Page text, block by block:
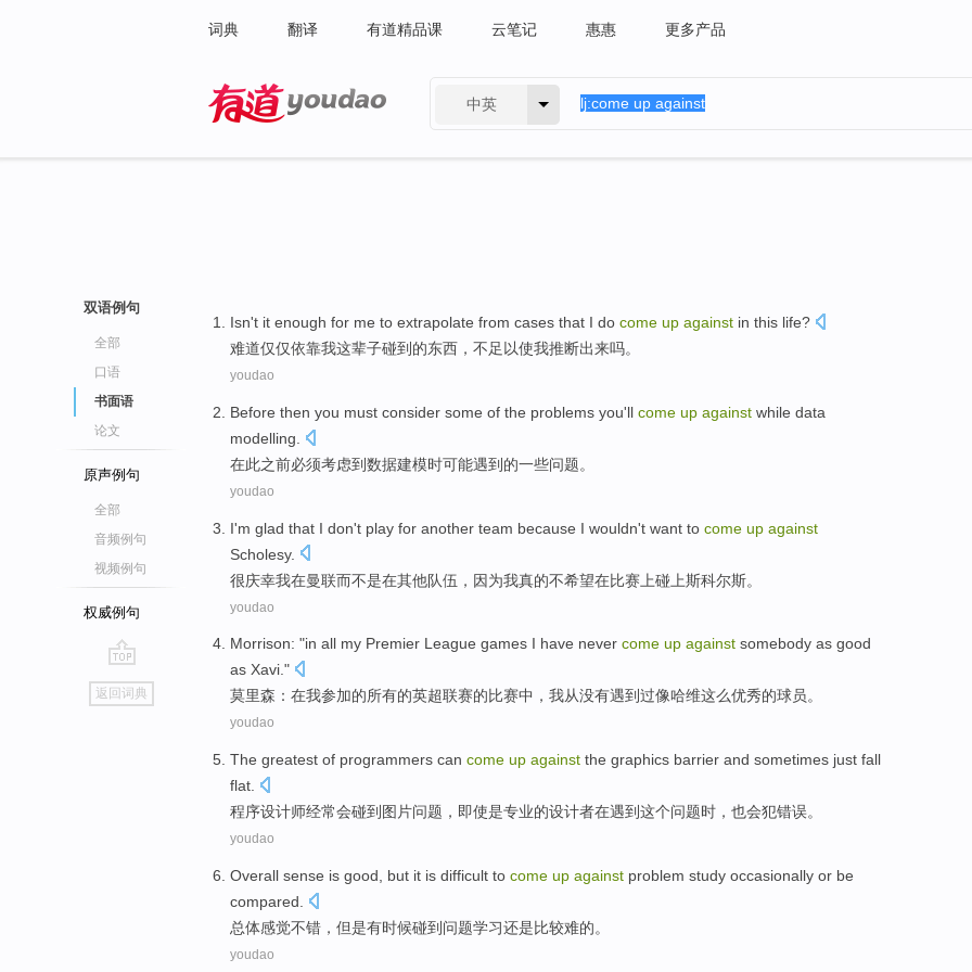
词典 翻译 有道精品课 云笔记 惠惠 更多产品
中英
双语例句
全部
口语
书面语
论文
原声例句
全部
音频例句
视频例句
权威例句
go
top
返回词典
Isn't it enough for me to extrapolate from cases that I do come up against in this life?
难道仅仅依靠我这辈子碰到的东西，不足以使我推断出来吗。
youdao
Before then you must consider some of the problems you'll come up against while data
modelling
在此之前必须考虑到数据建模时可能遇到 的一些问题。
youdao
I'm glad that I don't play for another team because I wouldn't want to come up against
Scholesy.
很庆幸我在曼联而不是在其他队伍 ， 因为我真的不希望在比赛 上碰上斯科尔斯。
youdao
Morrison: "in all my Premier League games I have never come up against somebody as good
as Xavi."
莫里森 ： 在我参加的所有的英超联赛的比赛中， 我从没有遇到过像哈维这么优秀的球员。
youdao
The greatest of programmers can come up against the graphics barrier and sometimes just fall
flat.
程序设计师经常会碰到 图片问题，即使是专业的设计者在遇到这个问题时， 也会犯错误。
youdao
Overall sense is good but it is difficult to come up against problem study occasionally or be
compared
总体感觉不错 ， 但是有时候碰到 问题学习还是比较难的。
youdao